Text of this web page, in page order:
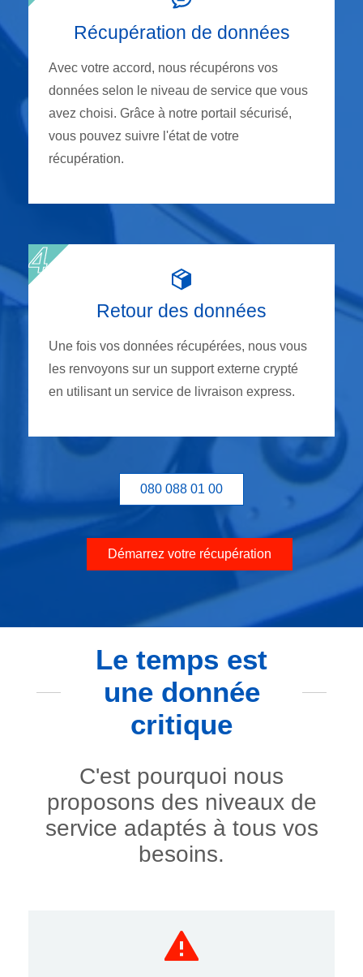
Récupération de données
Avec votre accord, nous récupérons vos
données selon le niveau de service que vous
avez choisi. Grâce à notre portail sécurisé,
vous pouvez suivre l'état de votre
récupération.
Retour des données
Une fois vos données récupérées, nous vous
les renvoyons sur un support externe crypté
en utilisant un service de livraison express.
080 088 01 00
Démarrez votre récupération
Le temps est
une donnée
critique
C'est pourquoi nous
proposons des niveaux de
service adaptés à tous vos
besoins.